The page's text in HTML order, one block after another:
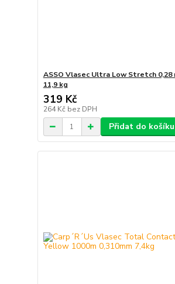
ASSO Vlasec Ultra Low Stretch 0,28
11,9 kg
319 Kč
264 Kč bez DPH
Přidat do košíku